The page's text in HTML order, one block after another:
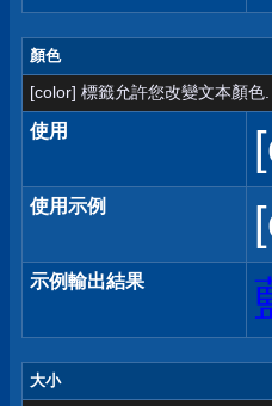
顏色
[color] 標籤允許您改變文本顏色.
使用
使用示例
示例輸出結果
大小